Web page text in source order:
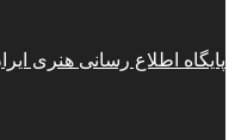
پایگاه اطلاع رسانی هنری